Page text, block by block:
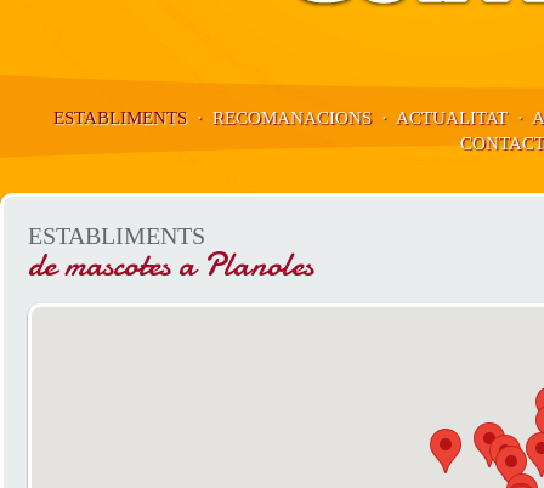
ESTABLIMENTS· RECOMANACIONS· ACTUALITAT·
ESTABLIMENTS
de mascotes a Planoles